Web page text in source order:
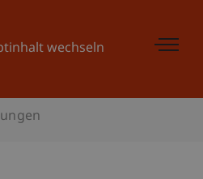
wechseln